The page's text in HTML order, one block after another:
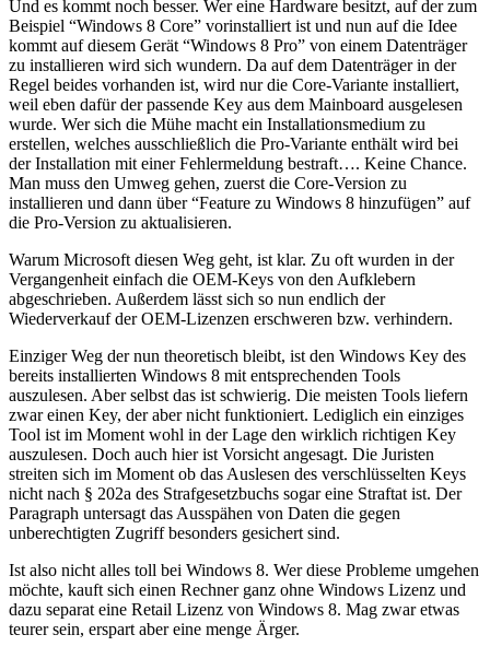
Und es kommt noch besser. Wer eine Hardware besitzt, auf der zum
Beispiel “Windows 8 Core” vorinstalliert ist und nun auf die Idee
kommt auf diesem Gerät “Windows 8 Pro” von einem Datenträger
zu installieren wird sich wundern. Da auf dem Datenträger in der
Regel beides vorhanden ist, wird nur die Core-Variante installiert,
weil eben dafür der passende Key aus dem Mainboard ausgelesen
wurde. Wer sich die Mühe macht ein Installationsmedium zu
erstellen, welches ausschließlich die Pro-Variante enthält wird bei
der Installation mit einer Fehlermeldung bestraft…. Keine Chance.
Man muss den Umweg gehen, zuerst die Core-Version zu
installieren und dann über “Feature zu Windows 8 hinzufügen” auf
die Pro-Version zu aktualisieren.
Warum Microsoft diesen Weg geht, ist klar. Zu oft wurden in der
Vergangenheit einfach die OEM-Keys von den Aufklebern
abgeschrieben. Außerdem lässt sich so nun endlich der
Wiederverkauf der OEM-Lizenzen erschweren bzw. verhindern.
Einziger Weg der nun theoretisch bleibt, ist den Windows Key des
bereits installierten Windows 8 mit entsprechenden Tools
auszulesen. Aber selbst das ist schwierig. Die meisten Tools liefern
zwar einen Key, der aber nicht funktioniert. Lediglich ein einziges
Tool ist im Moment wohl in der Lage den wirklich richtigen Key
auszulesen. Doch auch hier ist Vorsicht angesagt. Die Juristen
streiten sich im Moment ob das Auslesen des verschlüsselten Keys
nicht nach § 202a des Strafgesetzbuchs sogar eine Straftat ist. Der
Paragraph untersagt das Ausspähen von Daten die gegen
unberechtigten Zugriff besonders gesichert sind.
Ist also nicht alles toll bei Windows 8. Wer diese Probleme umgehen
möchte, kauft sich einen Rechner ganz ohne Windows Lizenz und
dazu separat eine Retail Lizenz von Windows 8. Mag zwar etwas
teurer sein, erspart aber eine menge Ärger.